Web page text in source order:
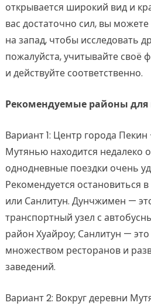
открывается широкий вид и
вас достаточно сил, вы
на запад, чтобы исследовать
пожалуйста, учитывайте своё
и действуйте соответственно.
Рекомендуемые районы
Вариант 1: Центр города
Мутянью находится недалеко
однодневные поездки очень
Рекомендуется остановиться
или Санлитун. Дунчжимен —
транспортный узел с
район Хуайроу; Санлитун —
множеством ресторанов и
заведений.
Вариант 2: Вокруг деревни